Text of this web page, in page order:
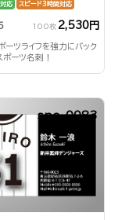
応 スピード3時間対応
100枚 2,530円
ーツライフを強力にバック
ポーツ名刺！
spo-0083